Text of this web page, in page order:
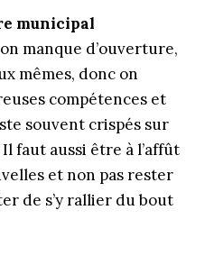
municipal
manque d’ouverture,
mêmes, donc on
compétences et
souvent crispés sur
faut aussi être à l’affût
et non pas rester
de s’y rallier du bout